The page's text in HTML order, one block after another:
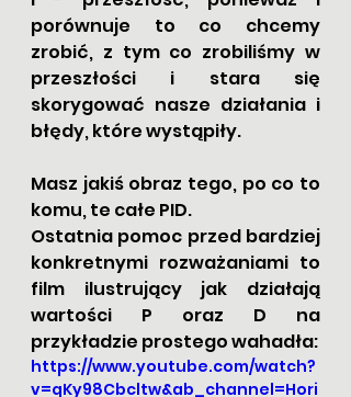
porównuje to co chcemy
zrobić, z tym co zrobiliśmy w
przeszłości i stara się
skorygować nasze działania i
błędy, które wystąpiły.
Masz jakiś obraz tego, po co to
komu, te całe PID.
Ostatnia pomoc przed bardziej
konkretnymi rozważaniami to
film ilustrujący jak działają
wartości P oraz D na
przykładzie prostego wahadła:
https://www.youtube.com/watch?
v=qKy98Cbcltw&ab_channel=Hori